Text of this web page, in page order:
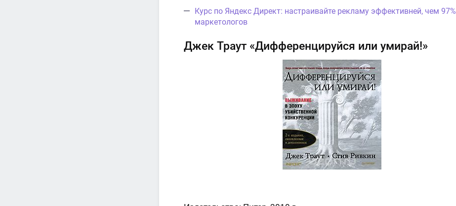
Курс по Яндекс Директ: настраивайте рекламу эффективней, чем 97%
маркетологов
Джек Траут «Дифференцируйся или умирай!»